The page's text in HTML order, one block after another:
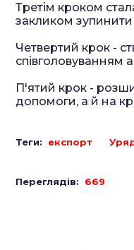
Третім кроком
закликом
Четвертий крок -
співголовуванням
П'ятий крок -
допомоги, а й на
Теги: експорт
Переглядів: 669